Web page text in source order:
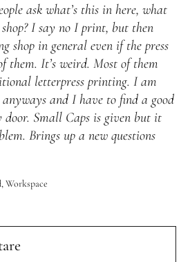
ask what’s this in here, what
I say no I print, but then
shop in general even if the press
them. It’s weird. Most of them
letterpress printing. I am
and I have to find a good
Small Caps is given but it
Brings up a new questions
Workspace